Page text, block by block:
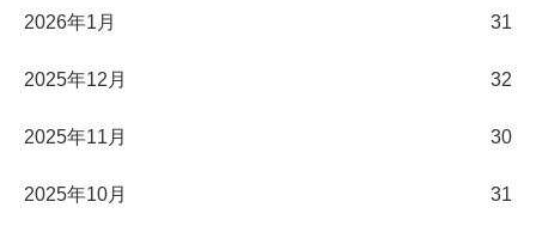
2026年1月 31
2025年12月 32
2025年11月 30
2025年10月 31